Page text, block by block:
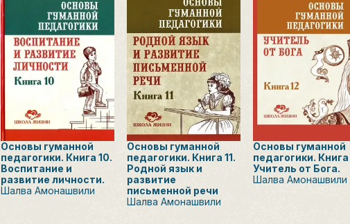
Основы гуманной
педагогики. Книга 10.
Воспитание и
развитие личности.
Шалва Амонашвили
Основы гуманной
педагогики. Книга 11.
Родной язык и
развитие
письменной речи
Шалва Амонашвили
Основы гуманной
педагогики. Книга
Учитель от Бога.
Шалва Амонашвили